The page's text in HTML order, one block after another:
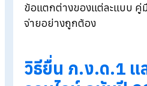
Blog > วิธียื่น ภ.ง.ด.1 และ ภ.ง.ด